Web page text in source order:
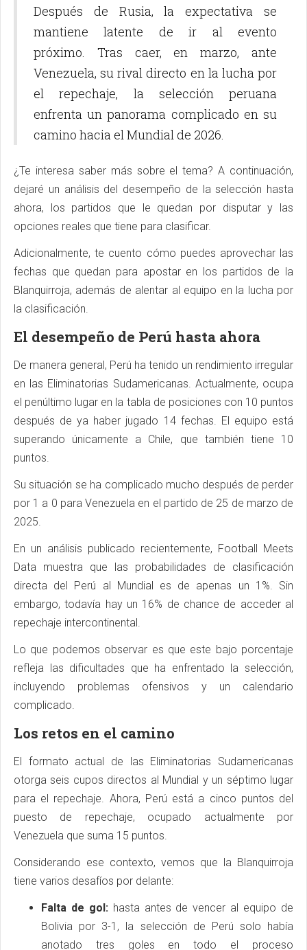
Después de Rusia, la expectativa se
mantiene latente de ir al evento
próximo. Tras caer, en marzo, ante
Venezuela, su rival directo en la lucha por
el repechaje, la selección peruana
enfrenta un panorama complicado en su
camino hacia el Mundial de 2026.
¿Te interesa saber más sobre el tema? A continuación,
dejaré un análisis del desempeño de la selección hasta
ahora, los partidos que le quedan por disputar y las
opciones reales que tiene para clasificar.
Adicionalmente, te cuento cómo puedes aprovechar las
fechas que quedan para apostar en los partidos de la
Blanquirroja, además de alentar al equipo en la lucha por
la clasificación.
El desempeño de Perú hasta ahora
De manera general, Perú ha tenido un rendimiento irregular
en las Eliminatorias Sudamericanas. Actualmente, ocupa
el penúltimo lugar en la tabla de posiciones con 10 puntos
después de ya haber jugado 14 fechas. El equipo está
superando únicamente a Chile, que también tiene 10
puntos.
Su situación se ha complicado mucho después de perder
por 1 a 0 para Venezuela en el partido de 25 de marzo de
2025.
En un análisis publicado recientemente, Football Meets
Data muestra que las probabilidades de clasificación
directa del Perú al Mundial es de apenas un 1%. Sin
embargo, todavía hay un 16% de chance de acceder al
repechaje intercontinental.
Lo que podemos observar es que este bajo porcentaje
refleja las dificultades que ha enfrentado la selección,
incluyendo problemas ofensivos y un calendario
complicado.
Los retos en el camino
El formato actual de las Eliminatorias Sudamericanas
otorga seis cupos directos al Mundial y un séptimo lugar
para el repechaje. Ahora, Perú está a cinco puntos del
puesto de repechaje, ocupado actualmente por
Venezuela que suma 15 puntos.
Considerando ese contexto, vemos que la Blanquirroja
tiene varios desafíos por delante:
Falta de gol:hasta antes de vencer al equipo de
Bolivia por 3-1, la selección de Perú solo había
anotado tres goles en todo el proceso